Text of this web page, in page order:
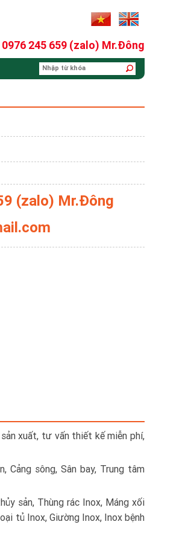
0976 245 659 (zalo) Mr.Đông
(zalo) Mr.Đông
xuất, tư vấn thiết kế miễn phí,
Cảng sông, Sân bay, Trung tâm
sản, Thùng rác Inox, Máng xối
tủ Inox, Giường Inox, Inox bệnh